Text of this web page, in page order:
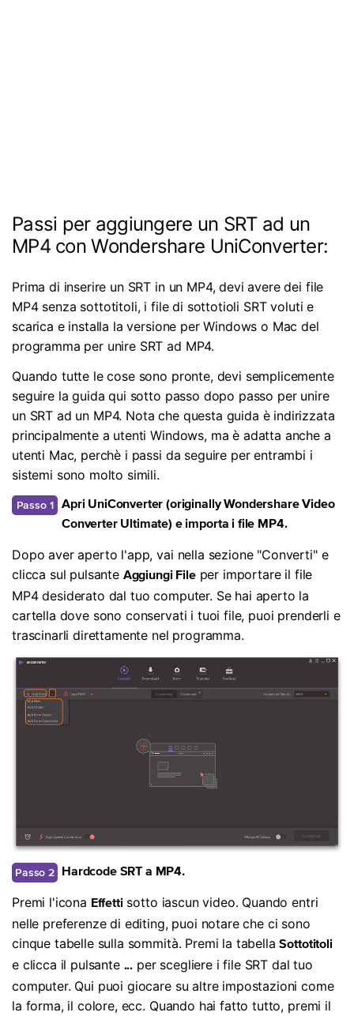
Passi per aggiungere un SRT ad un
MP4 con Wondershare UniConverter:
Prima di inserire un SRT in un MP4, devi avere dei file
MP4 senza sottotitoli, i file di sottotioli SRT voluti e
scarica e installa la versione per Windows o Mac del
programma per unire SRT ad MP4.
Quando tutte le cose sono pronte, devi semplicemente
seguire la guida qui sotto passo dopo passo per unire
un SRT ad un MP4. Nota che questa guida è indirizzata
principalmente a utenti Windows, ma è adatta anche a
utenti Mac, perchè i passi da seguire per entrambi i
sistemi sono molto simili.
Passo 1
Apri UniConverter (originally Wondershare Video
Converter Ultimate) e importa i file MP4.
Dopo aver aperto l'app, vai nella sezione "Converti" e
clicca sul pulsante Aggiungi Fileper importare il file
MP4 desiderato dal tuo computer. Se hai aperto la
cartella dove sono conservati i tuoi file, puoi prenderli e
trascinarli direttamente nel programma.
Passo 2 Hardcode SRT a MP4.
Premi l'icona Effettisotto iascun video. Quando entri
nelle preferenze di editing, puoi notare che ci sono
cinque tabelle sulla sommità. Premi la tabellaSottotitoli
e clicca il pulsante ... per scegliere i file SRT dal tuo
computer. Qui puoi giocare su altre impostazioni come
la forma, il colore, ecc. Quando hai fatto tutto, premi il